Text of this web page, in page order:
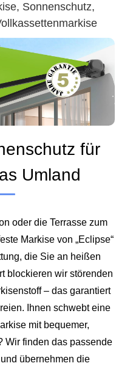
Sonnenschutz,
für
Umland
oder die Terrasse zum
Markise von „Eclipse“
die Sie an heißen
blockieren wir störenden
– das garantiert
Ihnen schwebt eine
mit bequemer,
Wir finden das passende
übernehmen die